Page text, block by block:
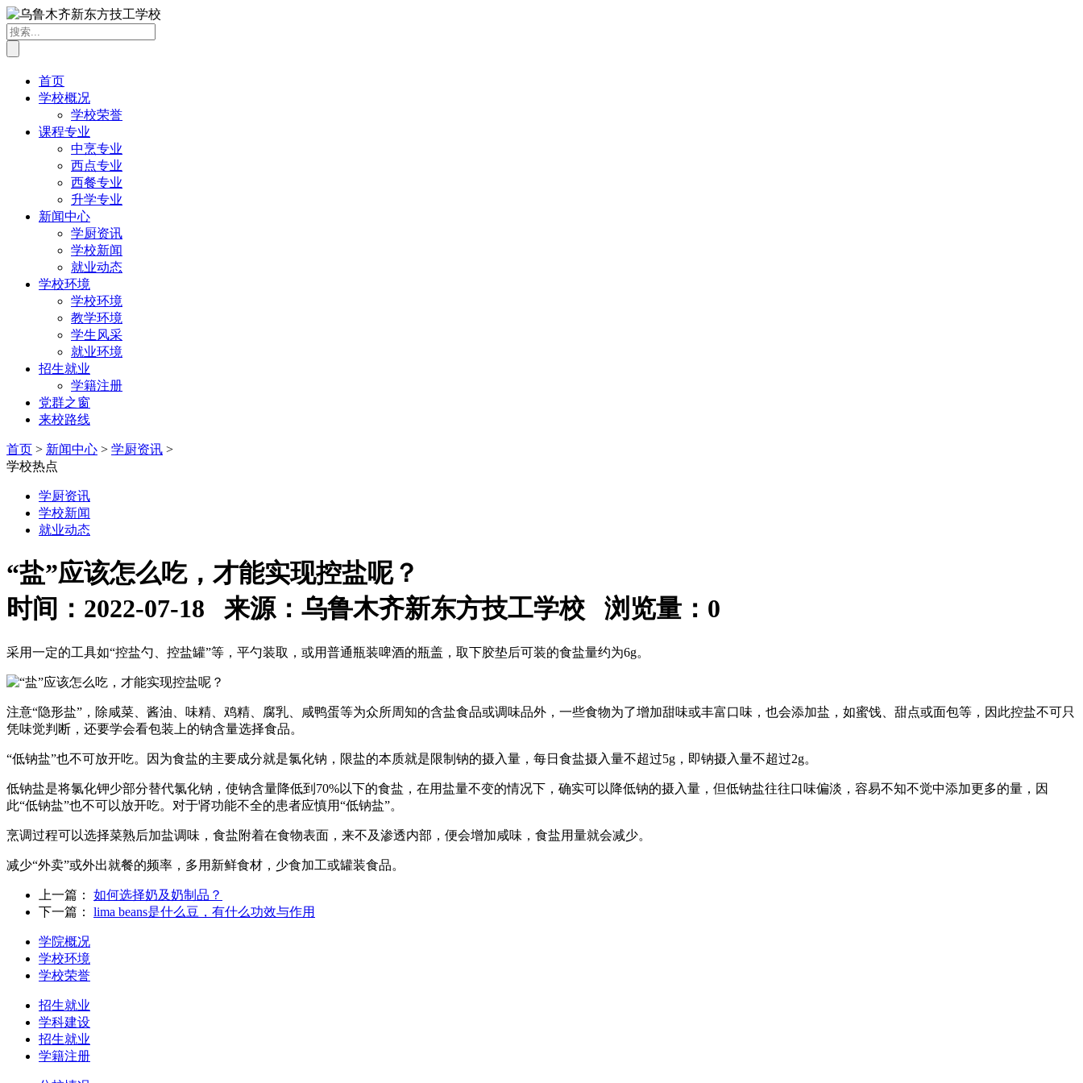
首页
学校概况
学校荣誉
课程专业
中烹专业
西点专业
西餐专业
升学专业
新闻中心
学厨资讯
学校新闻
就业动态
学校环境
学校环境
教学环境
学生风采
就业环境
招生就业
学籍注册
党群之窗
来校路线
首页 > 新闻中心 > 学厨资讯 >
学校热点
学厨资讯
学校新闻
就业动态
“盐”应该怎么吃，才能实现控盐呢？
时间：2022-07-18 来源：乌鲁木齐新东方技工学校 浏览量： 0
采用一定的工具如“控盐勺、控盐罐”等，平勺装取，或用普通瓶装啤酒的瓶盖，取下胶垫后可装的食盐量约为6g。
注意“隐形盐”，除咸菜、酱油、味精、鸡精、腐乳、咸鸭蛋等为众所周知的含盐食品或调味品外，一些食物为了增加甜味或丰富口味，也会添加盐，如蜜饯、甜点或面包等，因此控盐不可只
凭味觉判断，还要学会看包装上的钠含量选择食品。
“低钠盐”也不可放开吃。因为食盐的主要成分就是氯化钠，限盐的本质就是限制钠的摄入量，每日食盐摄入量不超过5g，即钠摄入量不超过2g。
低钠盐是将氯化钾少部分替代氯化钠，使钠含量降低到70%以下的食盐，在用盐量不变的情况下，确实可以降低钠的摄入量，但低钠盐往往口味偏淡，容易不知不觉中添加更多的量，因
此“低钠盐”也不可以放开吃。对于肾功能不全的患者应慎用“低钠盐”。
烹调过程可以选择菜熟后加盐调味，食盐附着在食物表面，来不及渗透内部，便会增加咸味，食盐用量就会减少。
减少“外卖”或外出就餐的频率，多用新鲜食材，少食加工或罐装食品。
上一篇： 如何选择奶及奶制品？
下一篇： lima beans是什么豆，有什么功效与作用
学院概况
学校环境
学校荣誉
招生就业
学科建设
招生就业
学籍注册